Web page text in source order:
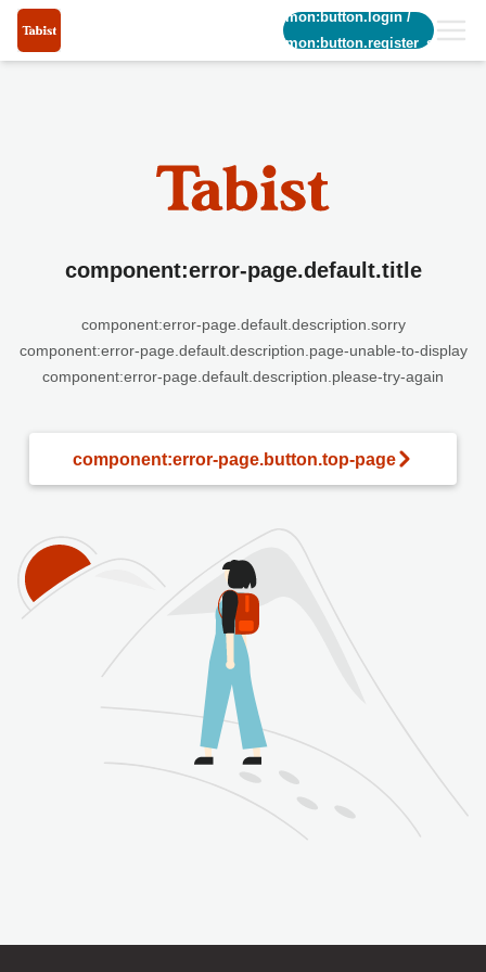
common:button.login/
common:button.register_short
component:error-page.default.title
component:error-page.default.description.sorry
component:error-page.default.description.page-unable-to-display
component:error-page.default.description.please-try-again
component:error-page.button.top-page